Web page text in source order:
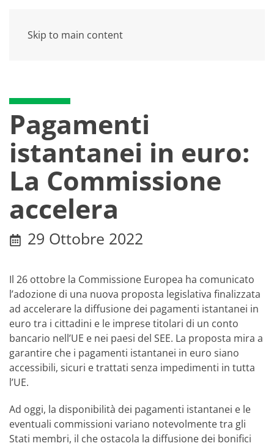
Skip to main content
Pagamenti
istantanei in euro:
La Commissione
accelera
29 Ottobre 2022
Il 26 ottobre la Commissione Europea ha comunicato
l’adozione di una nuova proposta legislativa finalizzata
ad accelerare la diffusione dei pagamenti istantanei in
euro tra i cittadini e le imprese titolari di un conto
bancario nell’UE e nei paesi del SEE. La proposta mira a
garantire che i pagamenti istantanei in euro siano
accessibili, sicuri e trattati senza impedimenti in tutta
l’UE.
Ad oggi, la disponibilità dei pagamenti istantanei e le
eventuali commissioni variano notevolmente tra gli
Stati membri, il che ostacola la diffusione dei bonifici